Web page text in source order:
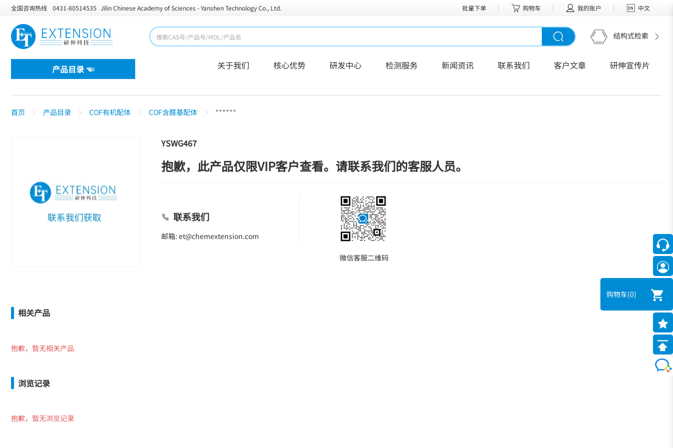
全国咨询热线 0431-80514535 Jilin Chinese Academy of Sciences - Yanshen Technology Co., Ltd. 批量下单 购物车 我的账户 中文
结构式检索
产品目录 ☜ 关于我们 核心优势 研发中心 检测服务 新闻资讯 联系我们 客户文章 研伸宣传片
首页 产品目录 COF有机配体 COF含醛基配体 ******
YSWG467
抱歉，此产品仅限VIP客户查看。请联系我们的客服人员。
联系我们
邮箱: et@chemextension.com
微信客服二维码
相关产品
抱歉，暂无相关产品
浏览记录
抱歉，暂无浏览记录
购物车(0)